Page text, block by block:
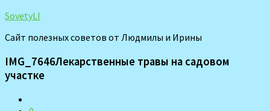
SovetyLI
Сайт полезных советов от Людмилы и Ирины
IMG_7646Лекарственные травы на садовом
участке